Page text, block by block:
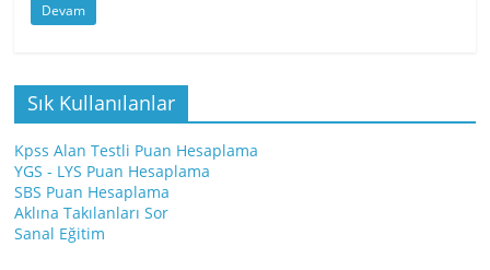
Devam
Sık Kullanılanlar
Kpss Alan Testli Puan Hesaplama
YGS - LYS Puan Hesaplama
SBS Puan Hesaplama
Aklına Takılanları Sor
Sanal Eğitim